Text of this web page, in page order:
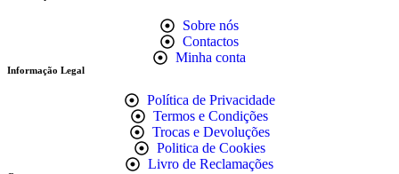
Sobre nós
Contactos
Minha conta
Informação Legal
Política de Privacidade
Termos e Condições
Trocas e Devoluções
Politica de Cookies
Livro de Reclamações